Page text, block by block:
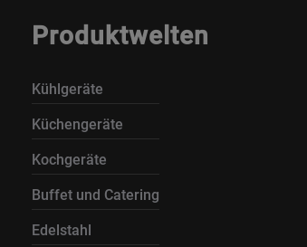
Produktwelten
Kühlgeräte
Küchengeräte
Kochgeräte
Buffet und Catering
Edelstahl